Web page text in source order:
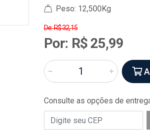
Peso: 12,500Kg
De: R$ 32,15
Por: R$ 25,99
Consulte as opções de